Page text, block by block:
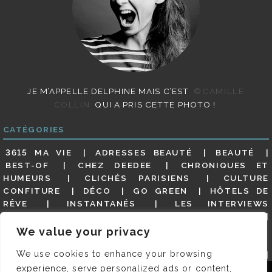
We value your privacy
We use cookies to enhance your browsing
experience, serve personalized ads or content,
JE M’APPELLE DELPHINE MAIS C’EST
©CAMILLE
COLLIN
QUI A PRIS CETTE PHOTO !
CATÉGORIES
3615 MA VIE ADRESSES BEAUTÉ
BEAUTÉ
BEST-OF
CHEZ DEEDEE
CHRONIQUES ET
HUMEURS
CLICHÉS PARISIENS
CULTURE
CONFITURE
DÉCO GO GREEN
HÔTELS DE
RÊVE
INSTANTANÉS
LES INTERVIEWS
MES ADRESSES
MODE NON CLASSÉ
GUIDE
PARIS EN PHOTOS
RESTAURANTS
REVUE DE PRESSE DÉTAILLÉE, SIOU PLAIT